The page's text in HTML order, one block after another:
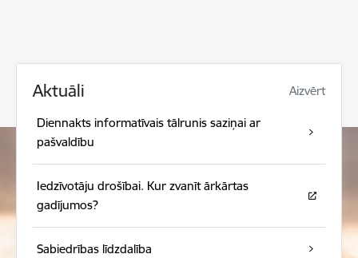
Aktuāli Aizvērt
Diennakts informatīvais tālrunis saziņai ar
pašvaldību
Iedzīvotāju drošībai. Kur zvanīt ārkārtas
gadījumos?
Sabiedrības līdzdalība